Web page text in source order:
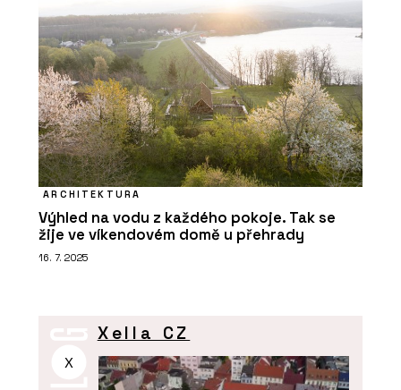
ARCHITEKTURA
Výhled na vodu z každého pokoje. Tak se
žije ve víkendovém domě u přehrady
16. 7. 2025
X
Xella CZ